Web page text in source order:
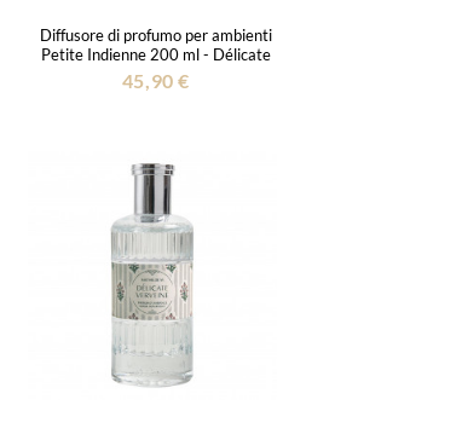
Diffusore di profumo per ambienti
Petite Indienne 200 ml - Délicate
Verveine
45,90 €